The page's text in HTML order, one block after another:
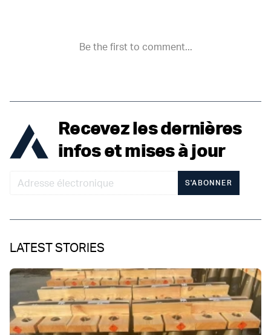
Recevez les dernières
infos et mises à jour
S'ABONNER
LATEST STORIES